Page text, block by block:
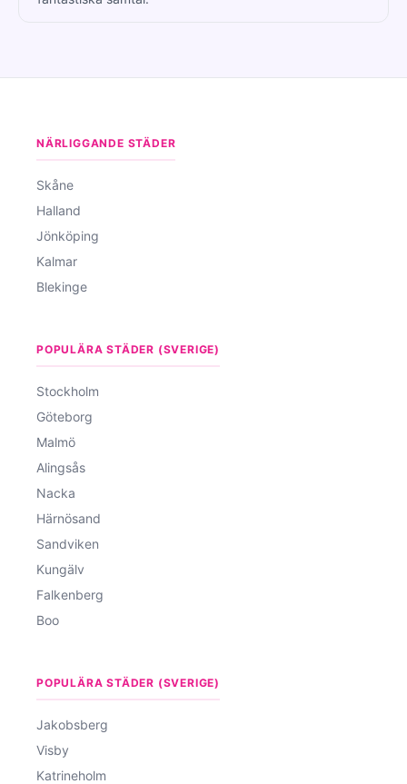
NÄRLIGGANDE STÄDER
Skåne
Halland
Jönköping
Kalmar
Blekinge
POPULÄRA STÄDER (SVERIGE)
Stockholm
Göteborg
Malmö
Alingsås
Nacka
Härnösand
Sandviken
Kungälv
Falkenberg
Boo
POPULÄRA STÄDER (SVERIGE)
Jakobsberg
Visby
Katrineholm